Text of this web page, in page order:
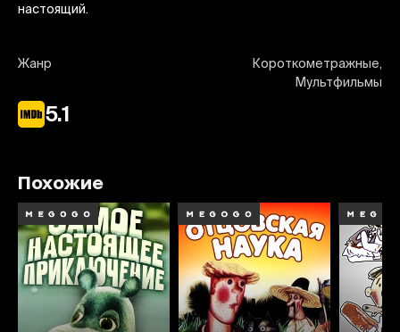
настоящий.
Жанр
Короткометражные,
Мультфильмы
5.1
Похожие